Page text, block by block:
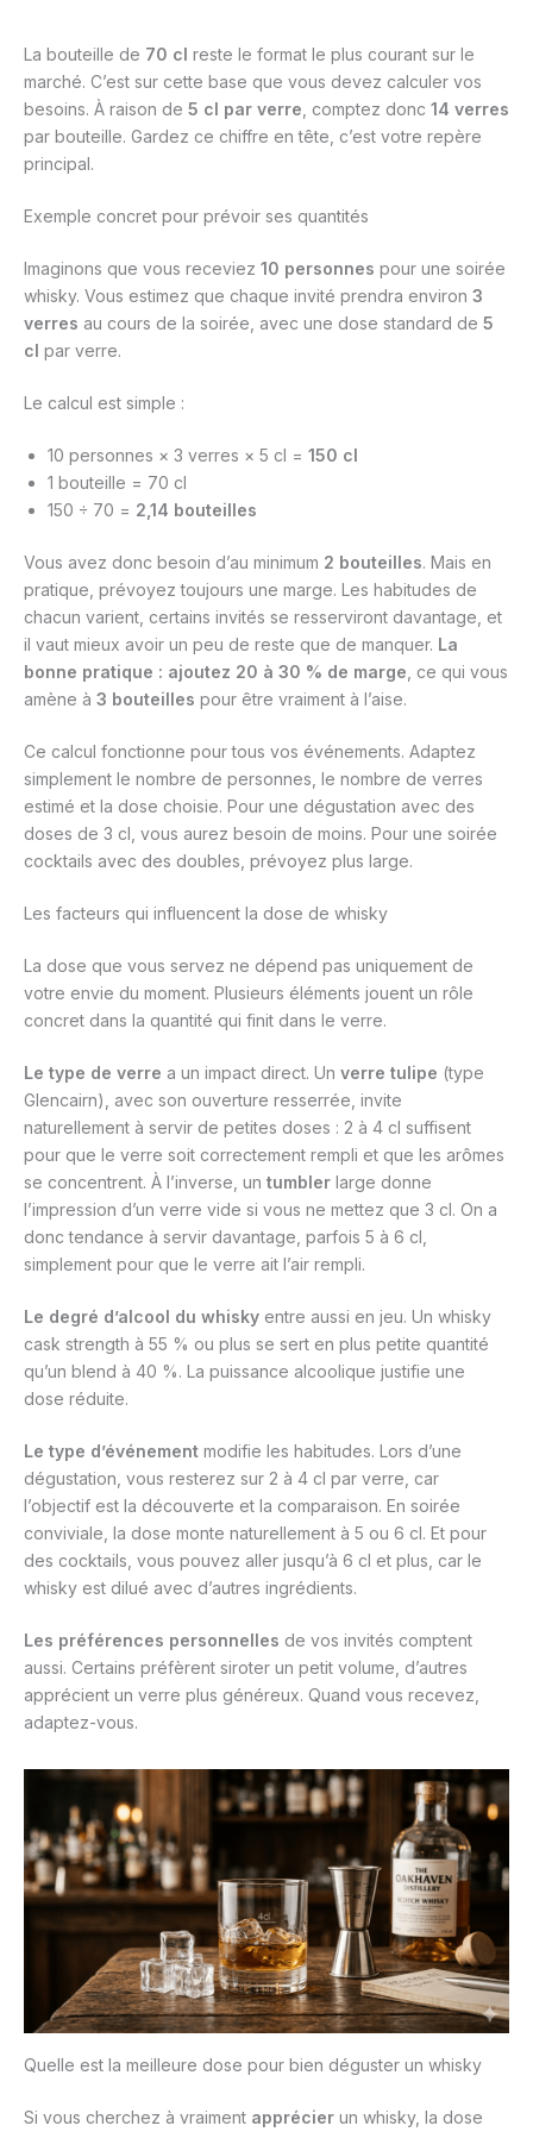
La bouteille de 70 cl reste le format le plus courant sur le
marché. C’est sur cette base que vous devez calculer vos
besoins. À raison de 5 cl par verre , comptez donc 14 verres
par bouteille. Gardez ce chiffre en tête, c’est votre repère
principal.
Exemple concret pour prévoir ses quantités
Imaginons que vous receviez 10 personnes pour une soirée
whisky. Vous estimez que chaque invité prendra environ 3
verres au cours de la soirée, avec une dose standard de 5
cl par verre.
Le calcul est simple :
10 personnes × 3 verres × 5 cl = 150 cl
1 bouteille = 70 cl
150 ÷ 70 = 2,14 bouteilles
Vous avez donc besoin d’au minimum 2 bouteilles. Mais en
pratique, prévoyez toujours une marge. Les habitudes de
chacun varient, certains invités se resserviront davantage, et
il vaut mieux avoir un peu de reste que de manquer. La
bonne pratique : ajoutez 20 à 30 % de marge , ce qui vous
amène à 3 bouteilles pour être vraiment à l’aise.
Ce calcul fonctionne pour tous vos événements. Adaptez
simplement le nombre de personnes, le nombre de verres
estimé et la dose choisie. Pour une dégustation avec des
doses de 3 cl, vous aurez besoin de moins. Pour une soirée
cocktails avec des doubles, prévoyez plus large.
Les facteurs qui influencent la dose de whisky
La dose que vous servez ne dépend pas uniquement de
votre envie du moment. Plusieurs éléments jouent un rôle
concret dans la quantité qui finit dans le verre.
Le type de verre a un impact direct. Un verre tulipe (type
Glencairn), avec son ouverture resserrée, invite
naturellement à servir de petites doses : 2 à 4 cl suffisent
pour que le verre soit correctement rempli et que les arômes
se concentrent. À l’inverse, un tumbler large donne
l’impression d’un verre vide si vous ne mettez que 3 cl. On a
donc tendance à servir davantage, parfois 5 à 6 cl,
simplement pour que le verre ait l’air rempli.
Le degré d’alcool du whisky entre aussi en jeu. Un whisky
cask strength à 55 % ou plus se sert en plus petite quantité
qu’un blend à 40 %. La puissance alcoolique justifie une
dose réduite.
Le type d’événement modifie les habitudes. Lors d’une
dégustation, vous resterez sur 2 à 4 cl par verre, car
l’objectif est la découverte et la comparaison. En soirée
conviviale, la dose monte naturellement à 5 ou 6 cl. Et pour
des cocktails, vous pouvez aller jusqu’à 6 cl et plus, car le
whisky est dilué avec d’autres ingrédients.
Les préférences personnelles de vos invités comptent
aussi. Certains préfèrent siroter un petit volume, d’autres
apprécient un verre plus généreux. Quand vous recevez,
adaptez-vous.
Quelle est la meilleure dose pour bien déguster un whisky
Si vous cherchez à vraiment apprécier un whisky, la dose